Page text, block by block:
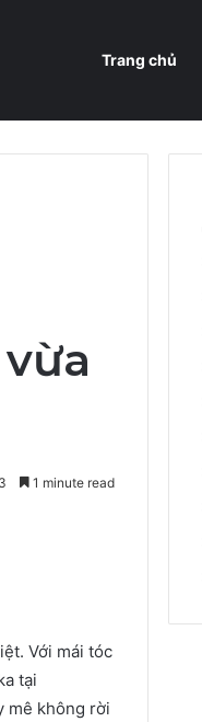
Trang chủ
3 1 minute read
Với mái tóc
tại
mê không rời